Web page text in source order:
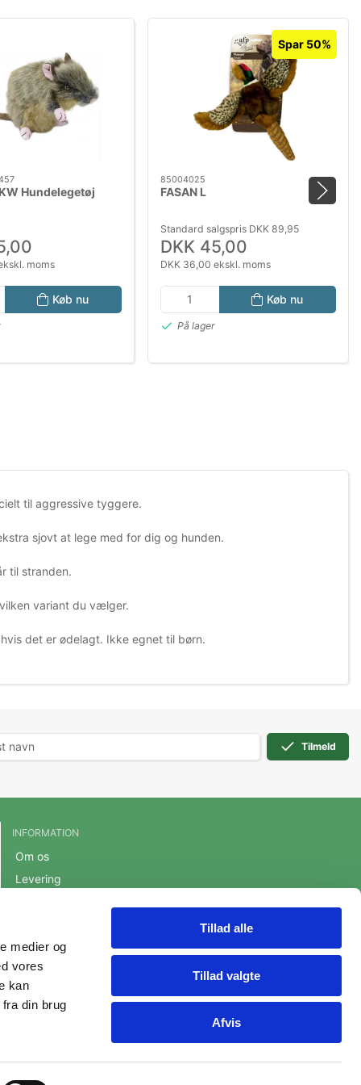
medier og
vores
kan
din brug
Tillad alle
Tillad valgte
Afvis
Hundelegetøj
moms
Køb nu
Spar 50%
85004025
FASAN L
Standard salgspris DKK 89,95
DKK 45,00
DKK 36,00 ekskl. moms
Køb nu
På lager
til aggressive tyggere.
sjovt at lege med for dig og hunden.
til stranden.
variant du vælger.
det er ødelagt. Ikke egnet til børn.
Tilmeld
INFORMATION
Om os
Levering
Persondatapolitik
Fortrydelsesret